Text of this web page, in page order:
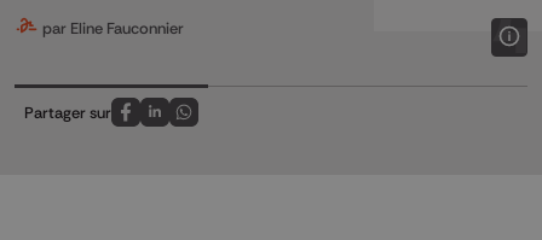
par Eline Fauconnier
Partager sur
Partagez sur FaceBook
Partagez sur LinkedIn
Partagez sur Whatsapp